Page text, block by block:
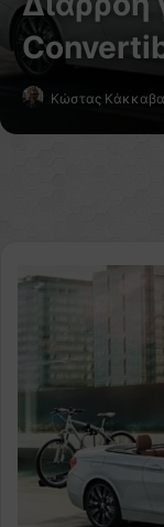
Κώστας